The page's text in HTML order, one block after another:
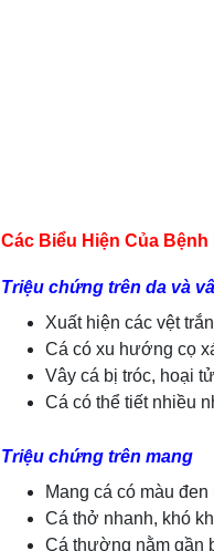
Các Biểu Hiện Của
Triệu chứng trên da và
Xuất hiện các vệt
Cá có xu hướng cọ
Vây cá bị tróc, hoại
Cá có thể tiết nhiều
Triệu chứng trên mang
Mang cá có màu
Cá thở nhanh, khó
Cá thường nằm gần